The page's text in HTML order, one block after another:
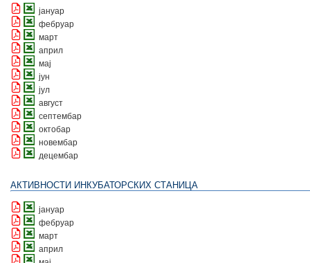
јануар
фебруар
март
април
мај
јун
јул
август
септембар
октобар
новембар
децембар
АКТИВНОСТИ ИНКУБАТОРСКИХ СТАНИЦА
јануар
фебруар
март
април